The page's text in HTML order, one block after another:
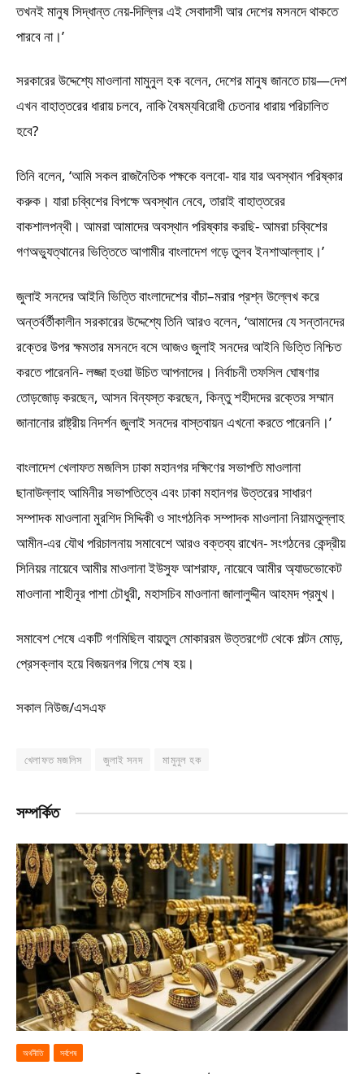
তখনই মানুষ সিদ্ধান্ত নেয়-দিল্লির এই সেবাদাসী আর দেশের মসনদে থাকতে
পারবে না।’
সরকারের উদ্দেশ্যে মাওলানা মামুনুল হক বলেন, দেশের মানুষ জানতে চায়—দেশ
এখন বাহাত্তরের ধারায় চলবে, নাকি বৈষম্যবিরোধী চেতনার ধারায় পরিচালিত
হবে?
তিনি বলেন, ‘আমি সকল রাজনৈতিক পক্ষকে বলবো- যার যার অবস্থান পরিষ্কার
করুক। যারা চব্বিশের বিপক্ষে অবস্থান নেবে, তারাই বাহাত্তরের
বাকশালপন্থী। আমরা আমাদের অবস্থান পরিষ্কার করছি- আমরা চব্বিশের
গণঅভ্যুত্থানের ভিত্তিতে আগামীর বাংলাদেশ গড়ে তুলব ইনশাআল্লাহ।’
জুলাই সনদের আইনি ভিত্তি বাংলাদেশের বাঁচা–মরার প্রশ্ন উল্লেখ করে
অন্তর্বর্তীকালীন সরকারের উদ্দেশ্যে তিনি আরও বলেন, ‘আমাদের যে সন্তানদের
রক্তের উপর ক্ষমতার মসনদে বসে আজও জুলাই সনদের আইনি ভিত্তি নিশ্চিত
করতে পারেননি- লজ্জা হওয়া উচিত আপনাদের। নির্বাচনী তফসিল ঘোষণার
তোড়জোড় করছেন, আসন বিন্যস্ত করছেন, কিন্তু শহীদদের রক্তের সম্মান
জানানোর রাষ্ট্রীয় নিদর্শন জুলাই সনদের বাস্তবায়ন এখনো করতে পারেননি।’
বাংলাদেশ খেলাফত মজলিস ঢাকা মহানগর দক্ষিণের সভাপতি মাওলানা
ছানাউল্লাহ আমিনীর সভাপতিত্বে এবং ঢাকা মহানগর উত্তরের সাধারণ
সম্পাদক মাওলানা মুরশিদ সিদ্দিকী ও সাংগঠনিক সম্পাদক মাওলানা নিয়ামতুল্লাহ
আমীন-এর যৌথ পরিচালনায় সমাবেশে আরও বক্তব্য রাখেন- সংগঠনের কেন্দ্রীয়
সিনিয়র নায়েবে আমীর মাওলানা ইউসুফ আশরাফ, নায়েবে আমীর অ্যাডভোকেট
মাওলানা শাহীনূর পাশা চৌধুরী, মহাসচিব মাওলানা জালালুদ্দীন আহমদ প্রমুখ।
সমাবেশ শেষে একটি গণমিছিল বায়তুল মোকাররম উত্তরগেট থেকে পল্টন মোড়,
প্রেসক্লাব হয়ে বিজয়নগর গিয়ে শেষ হয়।
সকাল নিউজ/এসএফ
খেলাফত মজলিস জুলাই সনদ মামুনুল হক
সম্পর্কিত
অর্থনীতি সর্বশেষ